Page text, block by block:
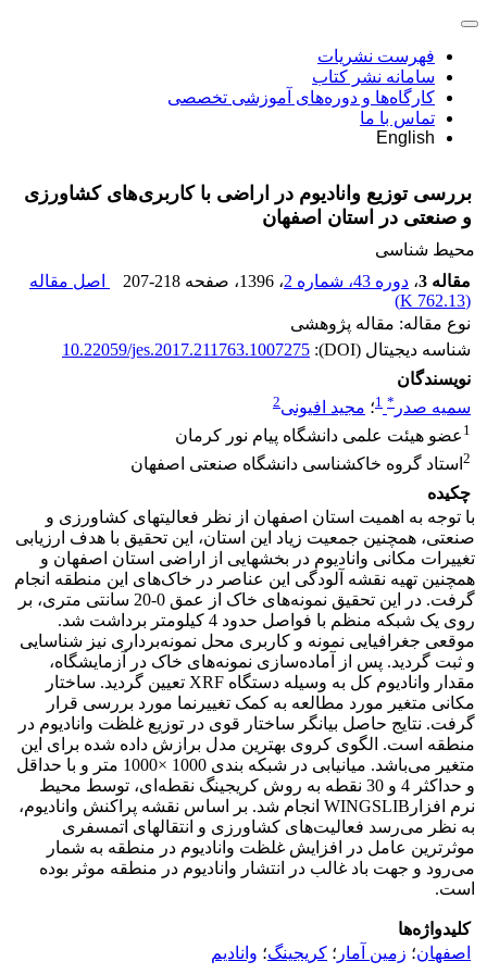
فهرست نشریات
سامانه نشر کتاب
کارگاه‌ها و دوره‌های آموزشی تخصصی
تماس با ما
English
بررسی توزیع وانادیوم در اراضی با کاربری‌های کشاورزی
و صنعتی در استان اصفهان
محیط شناسی
مقاله 3
، دوره 43، شماره 2 ، 1396 ، صفحه 207-218
اصل مقاله
(
762.13 K
)
نوع مقاله: مقاله پژوهشی
شناسه دیجیتال (DOI):
10.22059/jes.2017.211763.1007275
نویسندگان
سمیه صدر *
1؛ مجید افیونی2
1 عضو هیئت علمی دانشگاه پیام نور کرمان
2 استاد گروه خاکشناسی دانشگاه صنعتی اصفهان
چکیده
با توجه به اهمیت استان اصفهان از نظر فعالیتهای کشاورزی و
صنعتی، همچنین جمعیت زیاد این استان، این تحقیق با هدف ارزیابی
تغییرات مکانی وانادیوم در بخشهایی از اراضی استان اصفهان و
همچنین تهیه نقشه آلودگی این عناصر در خاک‌های این منطقه انجام
گرفت. در این تحقیق نمونه‌های خاک از عمق 0-20 سانتی متری، بر
روی یک شبکه منظم با فواصل حدود 4 کیلومتر برداشت شد.
موقعی جغرافیایی نمونه‌ و کاربری محل نمونه‌برداری نیز شناسایی
و ثبت گردید. پس از آماده‌‌‌سازی نمونه‌های خاک در آزمایشگاه،
مقدار وانادیوم کل به وسیله دستگاه XRF تعیین گردید. ساختار
مکانی متغیر مورد مطالعه به کمک تغییرنما مورد بررسی قرار
گرفت. نتایج حاصل بیانگر ساختار قوی در توزیع غلظت وانادیوم در
منطقه است. الگوی کروی بهترین مدل برازش داده شده برای این
متغیر می‌باشد. میانیابی در شبکه بندی 1000 ×1000 متر و با حداقل
و حداکثر 4 و 30 نقطه به روش کریجینگ نقطه‌ای، توسط محیط
نرم افزارWINGSLIB انجام شد. بر اساس نقشه‌ پراکنش وانادیوم،
به نظر می‌رسد فعالیت‌های کشاورزی و انتقالهای اتمسفری
موثرترین عامل در افزایش غلظت وانادیوم در منطقه به شمار
می‌رود و جهت باد غالب در انتشار وانادیوم در منطقه موثر بوده
است.
کلیدواژه‌ها
اصفهان؛ زمین آمار ؛ کریجینگ؛ وانادیم